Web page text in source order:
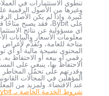
تنطوي الاستثمارات في
كبيرة. وإذا لم يكن الأصل
أي مسؤولية عن نتائج
معلومات الأسعار والبيانات
متاحة للعامة، وتُقدَّم
المحتوى نصيحة مالية أو
رقمي أو بيعه أو الاحتفاظ
الاحتفاظ بها، ينبغي على
وقدرتهم على تحمّل المخاطر
المؤهلين في المجالات
عند الاقتضاء. ولمزيد من
شروط الخدمة الخاصة بـ Bybit